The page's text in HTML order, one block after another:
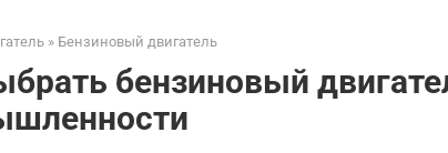
» Бензиновый двигатель
бензиновый